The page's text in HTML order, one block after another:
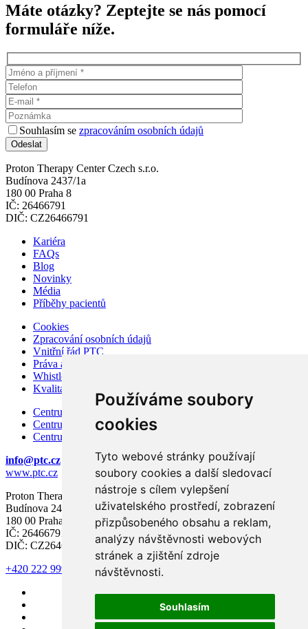
Používáme soubory
cookies
Tyto webové stránky používají
soubory cookies a další sledovací
nástroje s cílem vylepšení
uživatelského prostředí, zobrazení
přizpůsobeného obsahu a reklam,
analýzy návštěvnosti webových
stránek a zjištění zdroje
návštěvnosti.
Souhlasím
Máte otázky? Zeptejte se nás pomocí
formuláře níže.
Souhlasím se zpracováním osobních údajů
Proton Therapy Center Czech s.r.o.
Budínova 2437/1a
180 00 Praha 8
IČ: 26466791
DIČ: CZ26466791
Kariéra
FAQs
Blog
Novinky
Média
Příběhy pacientů
Cookies
Zpracování osobních údajů
Vnitřní řád PTC
Práva a povinnosti pacienta
Whistleblowing – ochrana oznamovatelů
Kvalita a bezpečí
Centrum karcinomu prostaty
Centrum karcinomu prsu
Centrum moderní diagnostiky
info@ptc.cz
www.ptc.cz
Proton Therapy Center Czech s.r.o.
Budínova 2437/1a
180 00 Praha 8
IČ: 26466791
DIČ: CZ26466791
+420 222 999 000